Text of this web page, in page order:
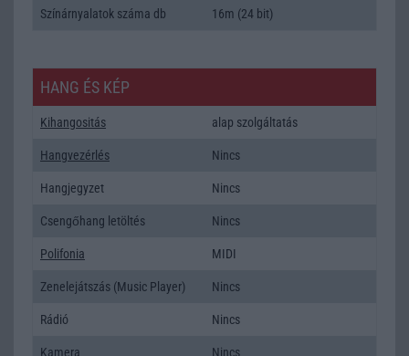
Színárnyalatok száma db 16m (24 bit)
HANG ÉS KÉP
Kihangositás alap szolgáltatás
Hangvezérlés Nincs
Hangjegyzet Nincs
Csengőhang letöltés Nincs
Polifonia MIDI
Zenelejátszás (Music Player) Nincs
Rádió Nincs
Kamera Nincs